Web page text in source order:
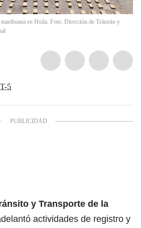
marihuana en Huila. Foto: Dirección de Tránsito y
5
y Transporte de la
actividades de registro y